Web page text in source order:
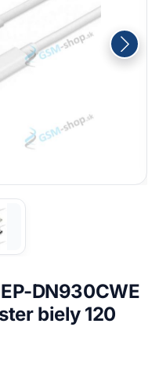
DN930CWE
biely 120